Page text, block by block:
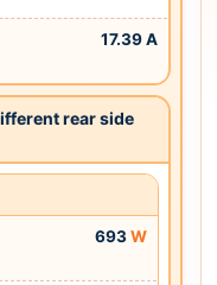
17.39 A
rear side
693W